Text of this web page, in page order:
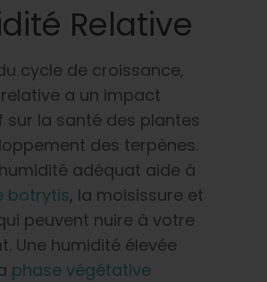
Relative
cycle de croissance,
a un impact
sur la santé des plantes
des terpènes.
adéquat aide à
botrytis, la moisissure et
peuvent nuire à votre
Une humidité élevée
phase végétative